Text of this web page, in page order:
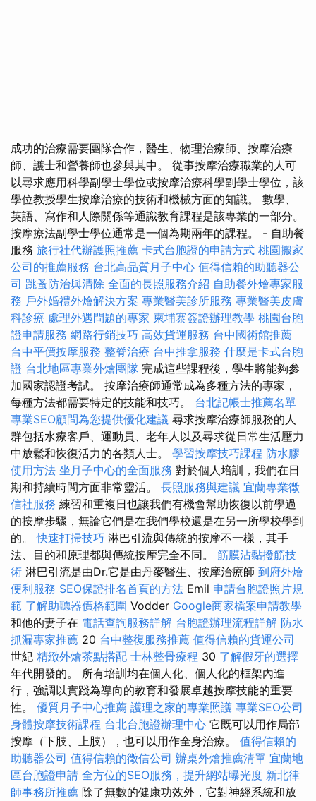
成功的治療需要團隊合作，醫生、物理治療師、按摩治療
師、護士和營養師也參與其中。 從事按摩治療職業的人可
以尋求應用科學副學士學位或按摩治療科學副學士學位，該
學位教授學生按摩治療的技術和機械方面的知識。 數學、
英語、寫作和人際關係等通識教育課程是該專業的一部分。
按摩療法副學士學位通常是一個為期兩年的課程。 - 自助餐
服務 旅行社代辦護照推薦 卡式台胞證的申請方式 桃園搬家
公司的推薦服務 台北高品質月子中心 值得信賴的助聽器公
司 跳蚤防治與清除 全面的長照服務介紹 自助餐外燴專家服
務 戶外婚禮外燴解決方案 專業醫美診所服務 專業醫美皮膚
科診療 處理外遇問題的專家 柬埔寨簽證辦理教學 桃園台胞
證申請服務 網路行銷技巧 高效貨運服務 台中國術館推薦
台中平價按摩服務 整脊治療 台中推拿服務 什麼是卡式台胞
證 台北地區專業外燴團隊 完成這些課程後，學生將能夠參
加國家認證考試。 按摩治療師通常成為多種方法的專家，
每種方法都需要特定的技能和技巧。 台北記帳士推薦名單
專業SEO顧問為您提供優化建議 尋求按摩治療師服務的人
群包括水療客戶、運動員、老年人以及尋求從日常生活壓力
中放鬆和恢復活力的各類人士。 學習按摩技巧課程 防水膠
使用方法 坐月子中心的全面服務 對於個人培訓，我們在日
期和持續時間方面非常靈活。 長照服務與建議 宜蘭專業徵
信社服務 練習和重複日也讓我們有機會幫助恢復以前學過
的按摩步驟，無論它們是在我們學校還是在另一所學校學到
的。快速打掃技巧 淋巴引流與傳統的按摩不一樣，其手
法、目的和原理都與傳統按摩完全不同。 筋膜沾黏撥筋技
術 淋巴引流是由Dr.它是由丹麥醫生、按摩治療師 到府外燴
便利服務 SEO保證排名首頁的方法 Emil 申請台胞證照片規
範 了解助聽器價格範圍 Vodder Google商家檔案申請教學
和他的妻子在 電話查詢服務詳解 台胞證辦理流程詳解 防水
抓漏專家推薦 20 台中整復服務推薦 值得信賴的貨運公司
世紀 精緻外燴茶點搭配 士林整骨療程 30 了解假牙的選擇
年代開發的。 所有培訓均在個人化、個人化的框架內進
行，強調以實踐為導向的教育和發展卓越按摩技能的重要
性。 優質月子中心推薦 護理之家的專業照護 專業SEO公司
身體按摩技術課程 台北台胞證辦理中心 它既可以用作局部
按摩（下肢、上肢），也可以用作全身治療。 值得信賴的
助聽器公司 值得信賴的徵信公司 辦桌外燴推薦清單 宜蘭地
區台胞證申請 全方位的SEO服務，提升網站曝光度 新北律
師事務所推薦 除了無數的健康功效外，它對神經系統和放